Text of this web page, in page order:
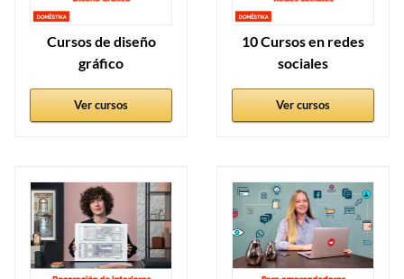
Cursos de diseño
gráfico
Ver cursos
10 Cursos en redes
sociales
Ver cursos